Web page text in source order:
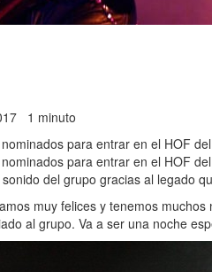
1 minuto
para entrar en el HOF
para entrar en el HOF
del grupo gracias al legado
muy felices y tenemos
al grupo. Va a ser una noche